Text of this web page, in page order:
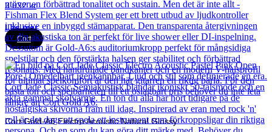
3 832kr
Läs mer
Cort
Cort Gold-A6 Electro Acoustic Natural Glossy